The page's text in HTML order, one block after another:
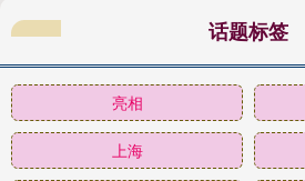
话题标签
亮相
上海